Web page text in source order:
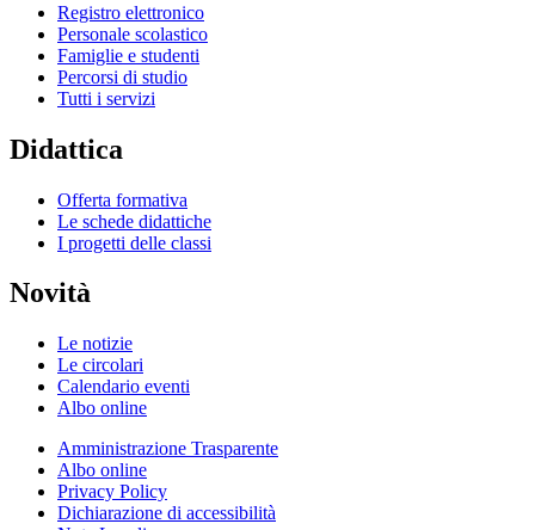
Registro elettronico
Personale scolastico
Famiglie e studenti
Percorsi di studio
Tutti i servizi
Didattica
Offerta formativa
Le schede didattiche
I progetti delle classi
Novità
Le notizie
Le circolari
Calendario eventi
Albo online
Amministrazione Trasparente
Albo online
Privacy Policy
Dichiarazione di accessibilità